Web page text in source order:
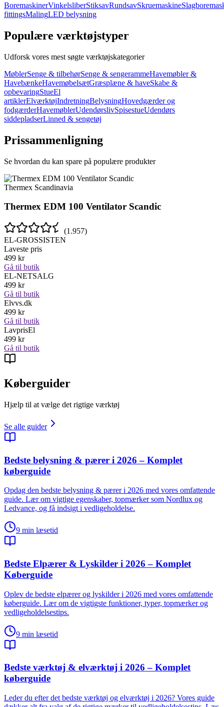
BoremaskinerVinkelsliberStiksavRundsavSkruemaskine
fittingsMalingLED belysning
Populære værktøjstyper
Udforsk vores mest søgte værktøjskategorier
MøblerSenge & tilbehørSenge & sengerammeHavemøbler &
HavebænkeHavemøbelsætGræsplæne & haveSkabe &
opbevaringStueEl
artiklerElværktøjIndretningBelysningHovedgærder og
fodgærderHavemøblerUdendørslivSpisestueUdendørs
siddepladserLinned & sengetøj
Prissammenligning
Se hvordan du kan spare på populære produkter
Thermex Scandinavia
Thermex EDM 100 Ventilator Scandic
(1.957)
EL-GROSSISTEN
Laveste pris
499 kr
Gå til butik
EL-NETSALG
499 kr
Gå til butik
Elvvs.dk
499 kr
Gå til butik
LavprisEl
499 kr
Gå til butik
Køberguider
Hjælp til at vælge det rigtige værktøj
Se alle guider
Bedste belysning & pærer i 2026 – Komplet
køberguide
Opdag den bedste belysning & pærer i 2026 med vores omfattende
guide. Lær om vigtige egenskaber, topmærker som Nordlux og
Ledvance, og få indsigt i vedligeholdelse.
9 min læsetid
Bedste Elpærer & Lyskilder i 2026 – Komplet
Køberguide
Oplev de bedste elpærer og lyskilder i 2026 med vores omfattende
køberguide. Lær om de vigtigste funktioner, typer, topmærker og
vedligeholdelsestips.
9 min læsetid
Bedste værktøj & elværktøj i 2026 – Komplet
køberguide
Leder du efter det bedste værktøj og elværktøj i 2026? Vores guide